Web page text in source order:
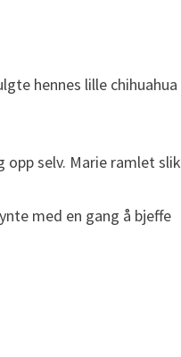
hennes lille chihuahua
selv. Marie ramlet slik
med en gang å bjeffe